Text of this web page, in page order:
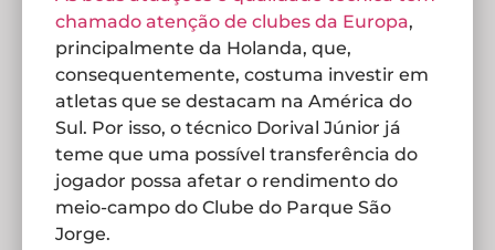
chamado atenção de clubes da Europa,
principalmente da Holanda, que,
consequentemente, costuma investir em
atletas que se destacam na América do
Sul. Por isso, o técnico Dorival Júnior já
teme que uma possível transferência do
jogador possa afetar o rendimento do
meio-campo do Clube do Parque São
Jorge.